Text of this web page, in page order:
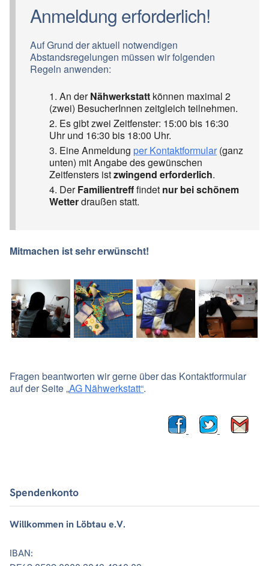
Anmeldung erforderlich!
Auf Grund der aktuell notwendigen
Abstandsregelungen müssen wir folgenden
Regeln anwenden:
An derNähwerkstatt können maximal 2
(zwei) BesucherInnen zeitgleich teilnehmen.
Es gibt zwei Zeitfenster: 15:00 bis 16:30
Uhr und 16:30 bis 18:00 Uhr.
Eine Anmeldung per Kontaktformular(ganz
unten) mit Angabe des gewünschen
Zeitfensters istzwingend erforderlich.
DerFamilientrefffindet nur bei schönem
Wetterdraußen statt.
Mitmachen ist sehr erwünscht!
Fragen beantworten wir gerne über das Kontaktformular
auf der Seite „AG Nähwerkstatt“.
Spendenkonto
Willkommen in Löbtau e.V.
IBAN: